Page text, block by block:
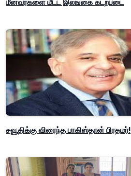
மீனவர்களை மீட்ட இலங்கை கடற்படை
சவூதிக்கு விரைந்த பாகிஸ்தான் பிரதமர்!